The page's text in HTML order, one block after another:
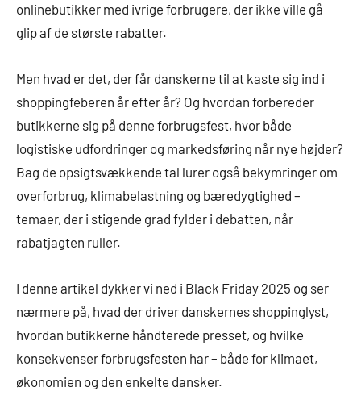
onlinebutikker med ivrige forbrugere, der ikke ville gå
glip af de største rabatter.
Men hvad er det, der får danskerne til at kaste sig ind i
shoppingfeberen år efter år? Og hvordan forbereder
butikkerne sig på denne forbrugsfest, hvor både
logistiske udfordringer og markedsføring når nye højder?
Bag de opsigtsvækkende tal lurer også bekymringer om
overforbrug, klimabelastning og bæredygtighed –
temaer, der i stigende grad fylder i debatten, når
rabatjagten ruller.
I denne artikel dykker vi ned i Black Friday 2025 og ser
nærmere på, hvad der driver danskernes shoppinglyst,
hvordan butikkerne håndterede presset, og hvilke
konsekvenser forbrugsfesten har – både for klimaet,
økonomien og den enkelte dansker.